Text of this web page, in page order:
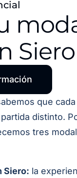
Siero
que
distinto.
tres
Siero: la